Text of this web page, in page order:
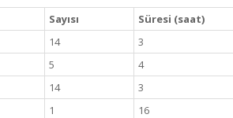
Sayısı Süresi (saat)
14 3
5 4
14 3
1 16